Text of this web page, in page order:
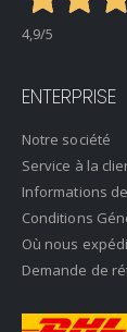
4,9/5
ENTERPRISE
Notre société
Service à la
Informations
Conditions
Où nous
Demande de